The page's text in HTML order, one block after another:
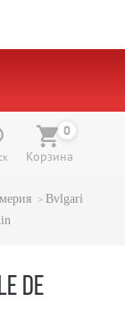
0
Корзина
Bvlgari
DE